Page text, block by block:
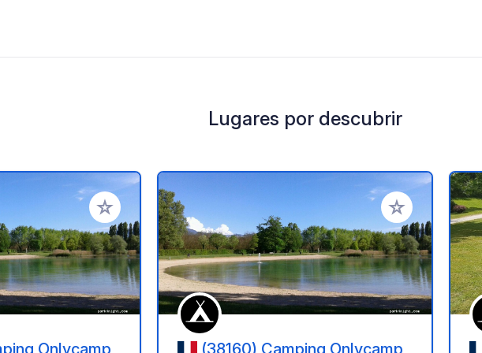
Lugares por descubrir
Añadir a tus favoritos
Onlycamp
Añadir a tus
(38160) Camping Onlycamp